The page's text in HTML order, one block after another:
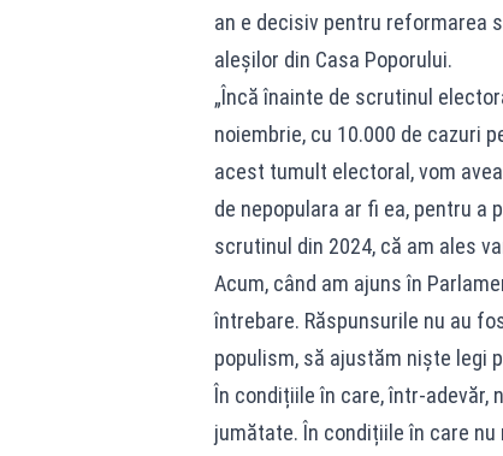
an e decisiv pentru reformarea
aleșilor din Casa Poporului.
„Încă înainte de scrutinul
noiembrie, cu 10.000 de cazuri
acest tumult electoral, vom
de nepopulara ar fi ea, pentru a
scrutinul din 2024, că am ales
Acum, când am ajuns în
întrebare. Răspunsurile nu au
populism, să ajustăm niște legi
În condițiile în care, într-adevăr,
jumătate. În condițiile în care